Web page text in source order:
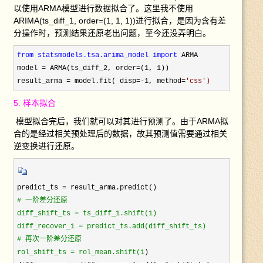
以使用ARMA模型进行数据拟合了。这里我不使用
ARIMA(ts_diff_1, order=(1, 1, 1))进行拟合，是因为含有差
分操作时，预测结果还原老出问题，至今还没弄明白。
from statsmodels.tsa.arima_model import ARMA
model = ARMA(ts_diff_2, order=(1, 1))
result_arma = model.fit( disp=-1, method= 'css ')
5. 样本拟合
模型拟合完后，我们就可以对其进行预测了。由于ARMA拟
合的是经过相关预处理后的数据，故其预测值需要通过相关
逆变换进行还原。
predict_ts =
# 一阶差分还原
diff_shift_ts = ts_diff_1.shift(1)
diff_recover_1 = predict_ts.add(diff_shift_ts)
# 再次一阶差分还原
rol_shift_ts = rol_mean.shift(1)